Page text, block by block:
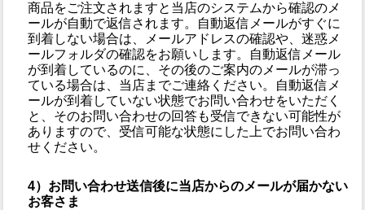
商品をご注文されますと当店のシステムから確認のメ
ールが自動で返信されます。自動返信メールがすぐに
到着しない場合は、メールアドレスの確認や、迷惑メ
ールフォルダの確認をお願いします。自動返信メール
が到着しているのに、その後のご案内のメールが滞っ
ている場合は、当店までご連絡ください。自動返信メ
ールが到着していない状態でお問い合わせをいただく
と、そのお問い合わせの回答も受信できない可能性が
ありますので、受信可能な状態にした上でお問い合わ
せください。
4）お問い合わせ送信後に当店からのメールが届かない
お客さま